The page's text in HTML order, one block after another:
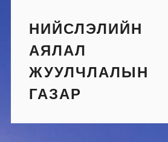
contentНИЙСЛЭЛИЙН
АЯЛАЛ
ЖУУЛЧЛАЛЫН
ГАЗАР